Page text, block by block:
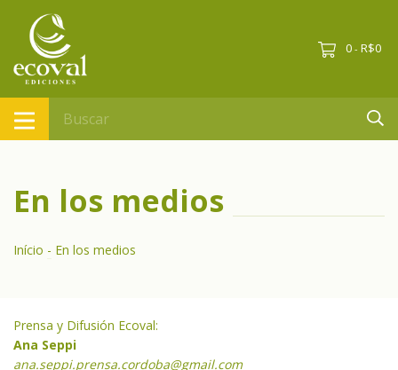
0 - R$0
En los medios
Início - En los medios
Prensa y Difusión Ecoval:
Ana Seppi
ana.seppi.prensa.cordoba@gmail.com